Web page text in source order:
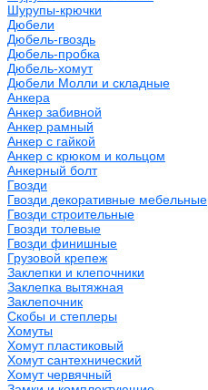
Шурупы-крючки
Дюбели
Дюбель-гвоздь
Дюбель-пробка
Дюбель-хомут
Дюбели Молли и складные
Анкера
Анкер забивной
Анкер рамный
Анкер с гайкой
Анкер с крюком и кольцом
Анкерный болт
Гвозди
Гвозди декоративные мебельные
Гвозди строительные
Гвозди толевые
Гвозди финишные
Грузовой крепеж
Заклепки и клепочники
Заклепка вытяжная
Заклепочник
Скобы и степлеры
Хомуты
Хомут пластиковый
Хомут сантехнический
Хомут червячный